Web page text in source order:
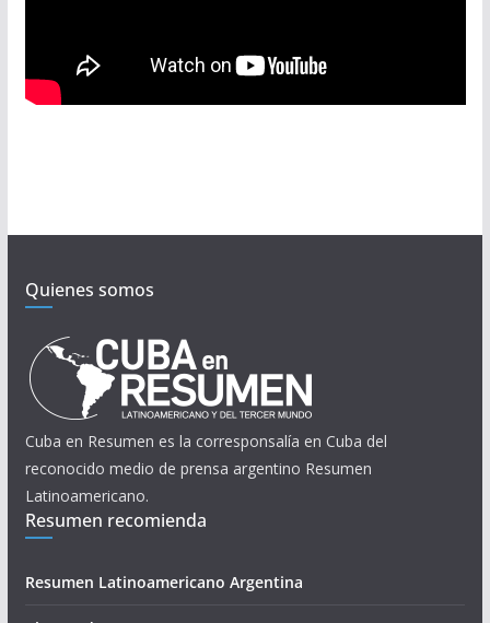
Quienes somos
Cuba en Resumen es la corresponsalía en Cuba del
reconocido medio de prensa argentino Resumen
Latinoamericano.
Resumen recomienda
Resumen Latinoamericano Argentina